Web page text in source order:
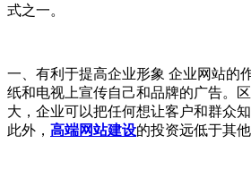
式之一。
一、有利于提高企业形象 企业网站的
纸和电视上宣传自己和品牌的广告。
大，企业可以把任何想让客户和群众
此外， 高端网站建设的投资远低于其